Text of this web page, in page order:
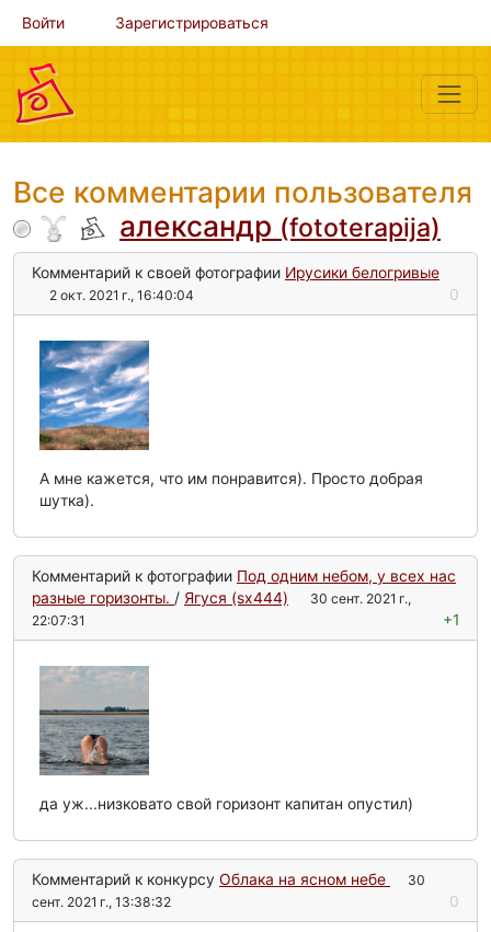
Войти Зарегистрироваться
Все комментарии пользователя
александр (fototerapija)
Комментарий к своей фотографии Ирусики белогривые
2 окт. 2021 г., 16:40:04 0
А мне кажется, что им понравится). Просто добрая
шутка).
Комментарий к фотографии Под одним небом, у всех нас
разные горизонты. / Ягуся (sx444)
30 сент. 2021 г.,
22:07:31
+1
да уж...низковато свой горизонт капитан опустил)
Комментарий к конкурсу Облака на ясном небе
30
сент. 2021 г., 13:38:32
0